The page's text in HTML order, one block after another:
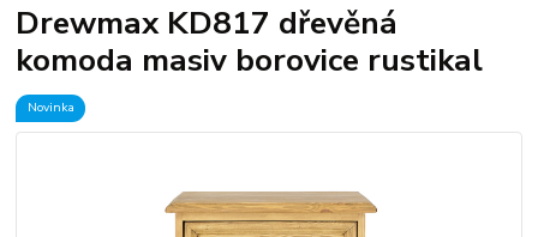
Drewmax KD817 dřevěná
komoda masiv borovice rustikal
Novinka